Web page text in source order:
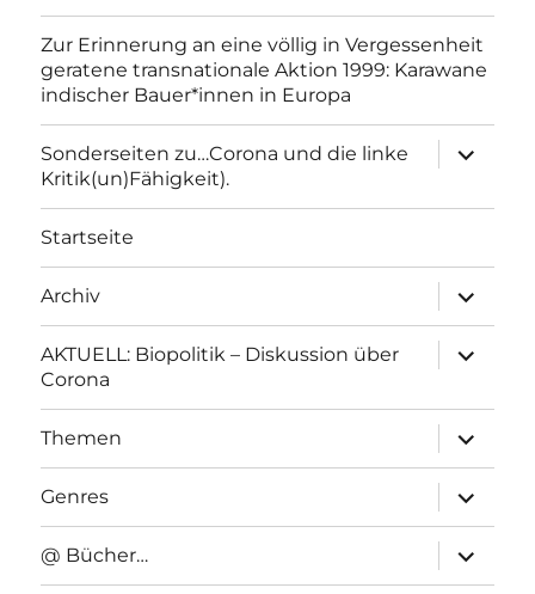
Zur Erinnerung an eine völlig in Vergessenheit
geratene transnationale Aktion 1999: Karawane
indischer Bauer*innen in Europa
Sonderseiten zu…Corona und die linke
Kritik(un)Fähigkeit).
anzeigen
Startseite
Archiv
anzeigen
AKTUELL: Biopolitik – Diskussion über
Corona
anzeigen
Themen
anzeigen
Genres
anzeigen
@ Bücher…
anzeigen